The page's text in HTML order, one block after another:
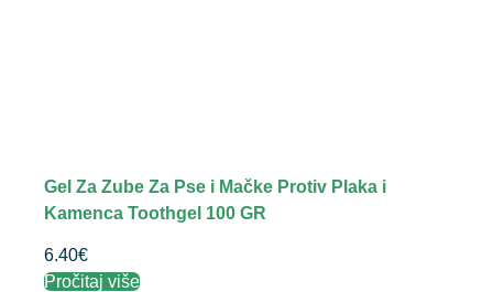
Gel Za Zube Za Pse i Mačke Protiv Plaka i
Kamenca Toothgel 100 GR
6.40€
Pročitaj više